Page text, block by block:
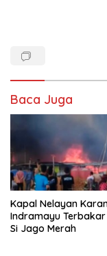
Baca Juga
Kapal Nelayan
Indramayu
Si Jago Merah